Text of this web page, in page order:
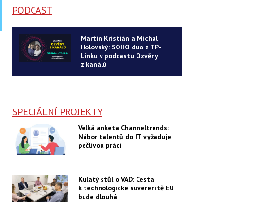
PODCAST
Martin Kristián a Michal
Holovský: SOHO duo z TP-
Linku v podcastu Ozvěny
z kanálů
SPECIÁLNÍ PROJEKTY
Velká anketa Channeltrends:
Nábor talentů do IT vyžaduje
pečlivou práci
Kulatý stůl o VAD: Cesta
k technologické suverenitě EU
bude dlouhá